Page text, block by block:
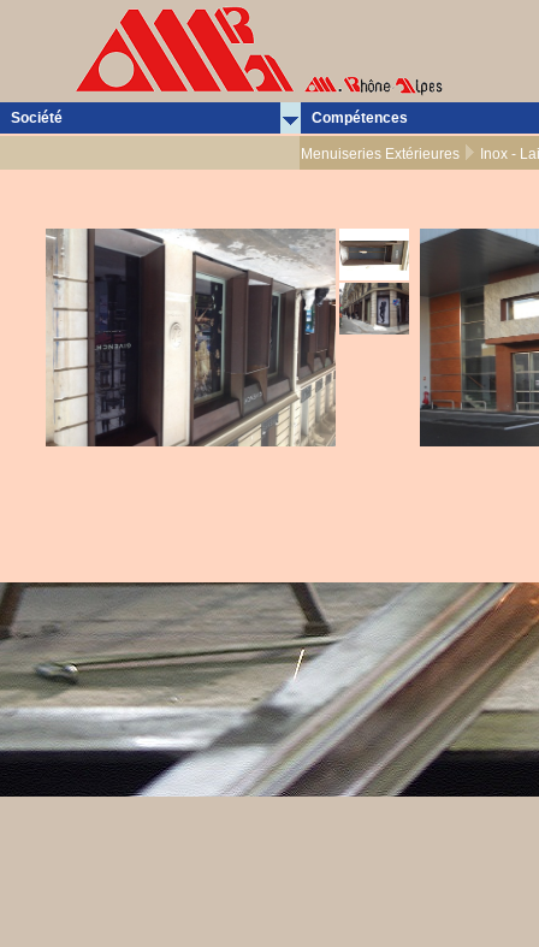
Société Compétences
Menuiseries Extérieures Inox -